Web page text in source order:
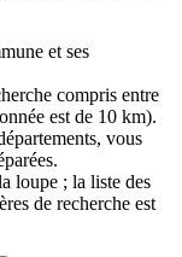
et ses
compris entre
est de 10 km).
vous
loupe ; la liste des
de recherche est